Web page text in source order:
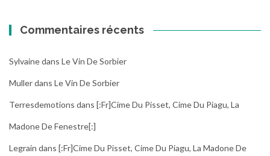
Commentaires récents
Sylvainedans Le Vin De Sorbier
Mullerdans Le Vin De Sorbier
Terresdemotions dans [:fr]Cime Du Pisset, Cime Du Piagu, La
Madone De Fenestre[:]
Legrain dans [:fr]Cime Du Pisset, Cime Du Piagu, La Madone De